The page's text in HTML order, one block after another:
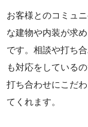
お客様とのコミュ
な建物や内装が求
です。相談や打ち
も対応をしている
打ち合わせにこだ
てくれます。